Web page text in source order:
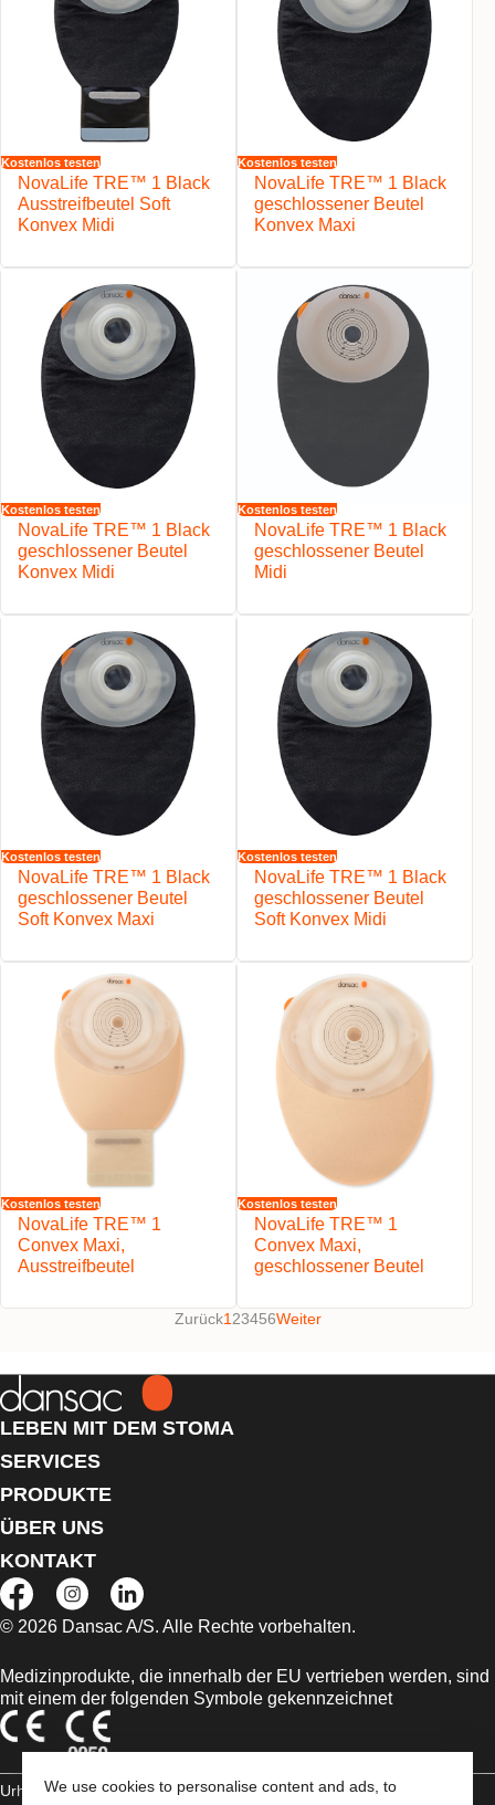
We use cookies to personalise content and ads, to
Kostenlos testen
NovaLife TRE™ 1 Black
Ausstreifbeutel Soft
Konvex Midi
Kostenlos testen
NovaLife TRE™ 1 Black
geschlossener Beutel
Konvex Maxi
Kostenlos testen
NovaLife TRE™ 1 Black
geschlossener Beutel
Konvex Midi
Kostenlos testen
NovaLife TRE™ 1 Black
geschlossener Beutel
Midi
Kostenlos testen
NovaLife TRE™ 1 Black
geschlossener Beutel
Soft Konvex Maxi
Kostenlos testen
NovaLife TRE™ 1 Black
geschlossener Beutel
Soft Konvex Midi
Kostenlos testen
NovaLife TRE™ 1
Convex Maxi,
Ausstreifbeutel
Kostenlos testen
NovaLife TRE™ 1
Convex Maxi,
geschlossener Beutel
Zurück1 23456Weiter
LEBEN MIT DEM STOMA
SERVICES
PRODUKTE
ÜBER UNS
KONTAKT
© 2026 Dansac A/S. Alle Rechte vorbehalten.
Medizinprodukte, die innerhalb der EU vertrieben werden, sind
mit einem der folgenden Symbole gekennzeichnet
Urheberrechts-